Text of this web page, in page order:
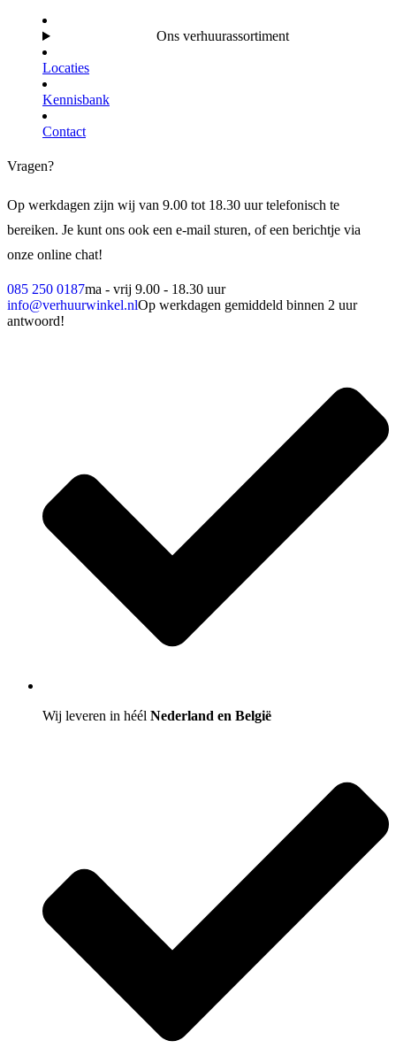
Ons verhuurassortiment
Locaties
Kennisbank
Contact
Vragen?
Op werkdagen zijn wij van 9.00 tot 18.30 uur telefonisch te
bereiken. Je kunt ons ook een e-mail sturen, of een berichtje via
onze online chat!
085 250 0187ma - vrij 9.00 - 18.30 uur
info@verhuurwinkel.nlOp werkdagen gemiddeld binnen 2 uur
antwoord!
Wij leveren in héél Nederland en België